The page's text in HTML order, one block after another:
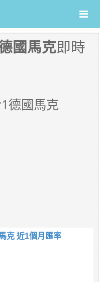
國馬克即時
1德國馬克
克 近1個月匯率